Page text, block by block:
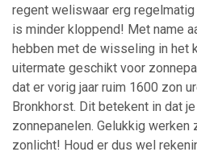
regent weliswaar erg
is minder kloppend! Met name
hebben met de wisseling in het
uitermate geschikt voor
dat er vorig jaar ruim 1600 zon
Bronkhorst. Dit betekent in dat
zonnepanelen. Gelukkig werken
zonlicht! Houd er dus wel